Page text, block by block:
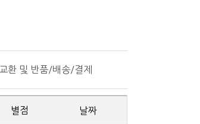
교환 및 반품/배송/결제
별점 날짜